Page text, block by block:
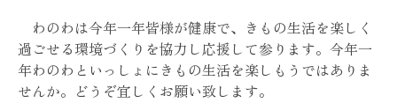
わのわは今年一年皆様が健康で、きもの生活を楽しく
過ごせる環境づくりを協力し応援して参ります。今年一
年わのわといっしょにきもの生活を楽しもうではありま
せんか。どうぞ宜しくお願い致します。